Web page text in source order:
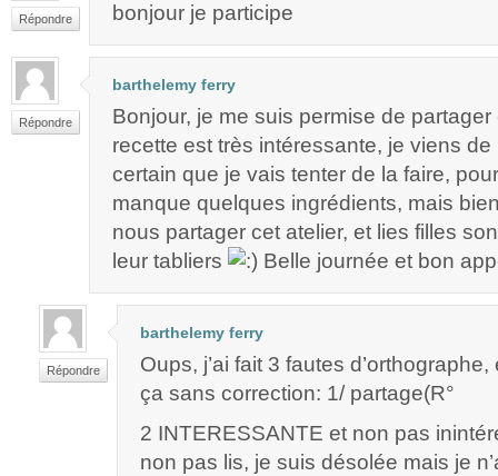
Répondre bonjour je participe
Répondre
barthelemy ferry
Bonjour, je me suis permise de
recette est très intéressante, je viens de
certain que je vais tenter de la faire,
manque quelques ingrédients, mais
nous partager cet atelier, et lies filles
leur tabliers
Belle journée et bon
Répondre
barthelemy ferry
Oups, j’ai fait 3 fautes
ça sans correction: 1/ partage(R°
2 INTERESSANTE et non pas
non pas lis, je suis désolée mais je